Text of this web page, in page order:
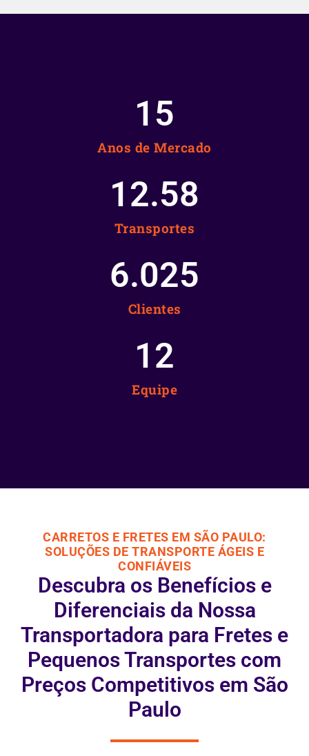
Anos de Mercado
15
Transportes
12.58
Clientes
6.025
Equipe
12
CARRETOS E FRETES EM SÃO PAULO:
SOLUÇÕES DE TRANSPORTE ÁGEIS E
CONFIÁVEIS
Descubra os Benefícios e
Diferenciais da Nossa
Transportadora para Fretes e
Pequenos Transportes com
Preços Competitivos em São
Paulo